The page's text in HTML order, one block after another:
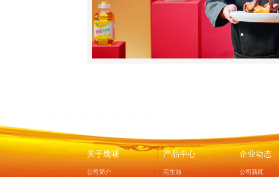
关于鹰唛
公司简介
产品中心
花生油
企业动态
公司新闻